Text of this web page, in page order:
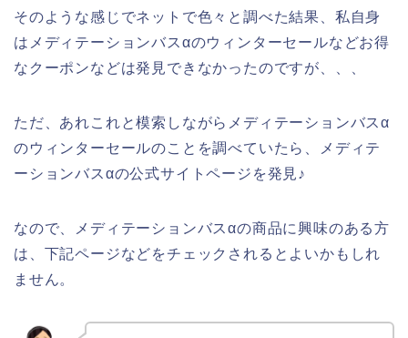
そのような感じでネットで色々と調べた結果、私自身
はメディテーションバスαのウィンターセールなどお得
なクーポンなどは発見できなかったのですが、、、
ただ、あれこれと模索しながらメディテーションバスα
のウィンターセールのことを調べていたら、メディテ
ーションバスαの公式サイトページを発見♪
なので、メディテーションバスαの商品に興味のある方
は、下記ページなどをチェックされるとよいかもしれ
ません。